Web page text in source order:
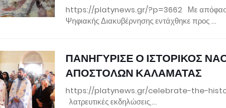
https://platynews.gr/?p=3662 Με
Ψηφιακής Διακυβέρνησης εντάχθηκε προς …
ΠΑΝΗΓΥΡΙΣΕ Ο ΙΣΤΟΡΙΚΟΣ
ΑΠΟΣΤΟΛΩΝ ΚΑΛΑΜΑΤΑΣ
https://platynews.gr/celebrate-the-
λατρευτικές εκδηλώσεις,…